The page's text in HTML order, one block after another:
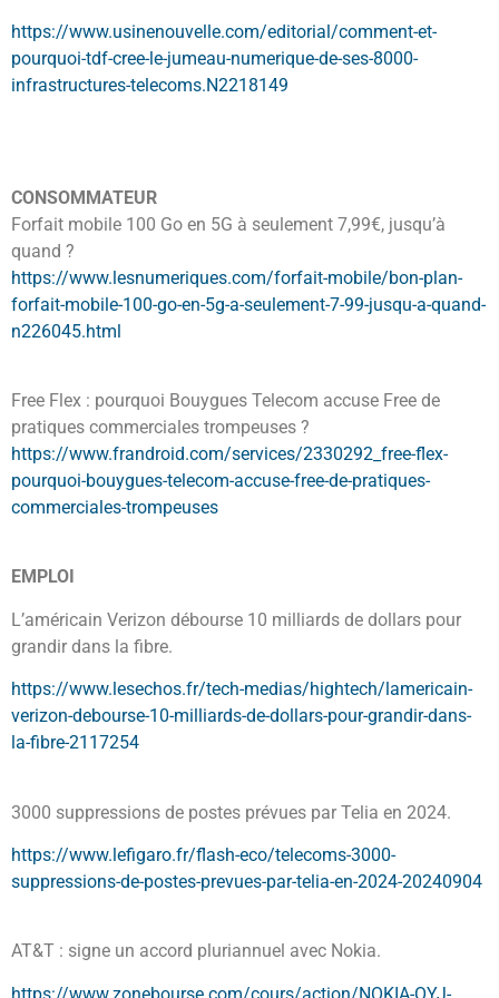
https://www.usinenouvelle.com/editorial/comment-et-
pourquoi-tdf-cree-le-jumeau-numerique-de-ses-8000-
infrastructures-telecoms.N2218149
CONSOMMATEUR
Forfait mobile 100 Go en 5G à seulement 7,99€, jusqu’à
quand ?
https://www.lesnumeriques.com/forfait-mobile/bon-plan-
forfait-mobile-100-go-en-5g-a-seulement-7-99-jusqu-a-quand-
n226045.html
Free Flex : pourquoi Bouygues Telecom accuse Free de
pratiques commerciales trompeuses ?
https://www.frandroid.com/services/2330292_free-flex-
pourquoi-bouygues-telecom-accuse-free-de-pratiques-
commerciales-trompeuses
EMPLOI
L’américain Verizon débourse 10 milliards de dollars pour
grandir dans la fibre.
https://www.lesechos.fr/tech-medias/hightech/lamericain-
verizon-debourse-10-milliards-de-dollars-pour-grandir-dans-
la-fibre-2117254
3000 suppressions de postes prévues par Telia en 2024.
https://www.lefigaro.fr/flash-eco/telecoms-3000-
suppressions-de-postes-prevues-par-telia-en-2024-20240904
AT&T : signe un accord pluriannuel avec Nokia.